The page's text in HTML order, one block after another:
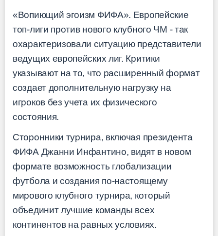
«Вопиющий эгоизм ФИФА». Европейские
топ-лиги против нового клубного ЧМ - так
охарактеризовали ситуацию представители
ведущих европейских лиг. Критики
указывают на то, что расширенный формат
создает дополнительную нагрузку на
игроков без учета их физического
состояния.
Сторонники турнира, включая президента
ФИФА Джанни Инфантино, видят в новом
формате возможность глобализации
футбола и создания по-настоящему
мирового клубного турнира, который
объединит лучшие команды всех
континентов на равных условиях.